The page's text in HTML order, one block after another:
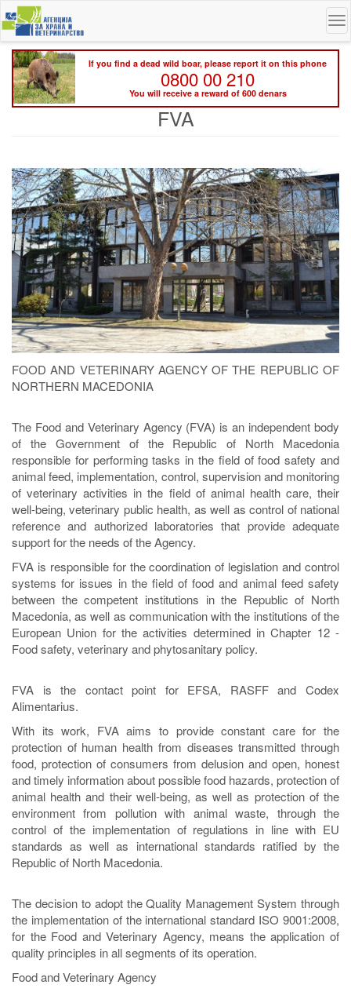
Skip
to
main
content
If you find a dead wild boar, please report it on this phone
0800 00 210
You will receive a reward of 600 denars
FVA
FOOD AND VETERINARY AGENCY OF THE REPUBLIC OF
NORTHERN MACEDONIA
The Food and Veterinary Agency (FVA) is an independent body
of the Government of the Republic of North Macedonia
responsible for performing tasks in the field of food safety and
animal feed, implementation, control, supervision and monitoring
of veterinary activities in the field of animal health care, their
well-being, veterinary public health, as well as control of national
reference and authorized laboratories that provide adequate
support for the needs of the Agency.
FVA is responsible for the coordination of legislation and control
systems for issues in the field of food and animal feed safety
between the competent institutions in the Republic of North
Macedonia, as well as communication with the institutions of the
European Union for the activities determined in Chapter 12 -
Food safety, veterinary and phytosanitary policy.
FVA is the contact point for EFSA, RASFF and Codex
Alimentarius.
With its work, FVA aims to provide constant care for the
protection of human health from diseases transmitted through
food, protection of consumers from delusion and open, honest
and timely information about possible food hazards, protection of
animal health and their well-being, as well as protection of the
environment from pollution with animal waste, through the
control of the implementation of regulations in line with EU
standards as well as international standards ratified by the
Republic of North Macedonia.
The decision to adopt the Quality Management System through
the implementation of the international standard ISO 9001:2008,
for the Food and Veterinary Agency, means the application of
quality principles in all segments of its operation.
Food and Veterinary Agency